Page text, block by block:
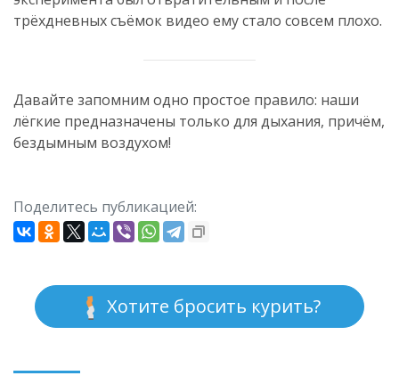
трёхдневных съёмок видео ему стало совсем плохо.
Давайте запомним одно простое правило: наши
лёгкие предназначены только для дыхания, причём,
бездымным воздухом!
Поделитесь публикацией:
Хотите бросить курить?